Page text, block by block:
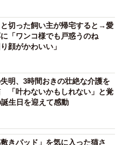
間に3回妊娠した。1度目、そ
子猫を連れてくることがなか
。「3度目の時、今度こそう
思っていたら、10月7日、白
だのです」。1カ月が経った
キジトラ1匹の里親が決まり、
切った飼い主が帰宅すると→愛
「ワンコ様でも戸惑うのね
顔がかわいい」
明、3時間おきの壮絶な介護を
「叶わないかもしれない」と覚
生日を迎えて感動
きパッド」を気に入った猫さ